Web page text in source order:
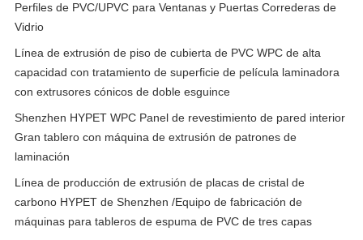
Perfiles de PVC/UPVC para Ventanas y Puertas Correderas de
Vidrio
Línea de extrusión de piso de cubierta de PVC WPC de alta
capacidad con tratamiento de superficie de película laminadora
con extrusores cónicos de doble esguince
Shenzhen HYPET WPC Panel de revestimiento de pared interior
Gran tablero con máquina de extrusión de patrones de
laminación
Línea de producción de extrusión de placas de cristal de
carbono HYPET de Shenzhen /Equipo de fabricación de
máquinas para tableros de espuma de PVC de tres capas